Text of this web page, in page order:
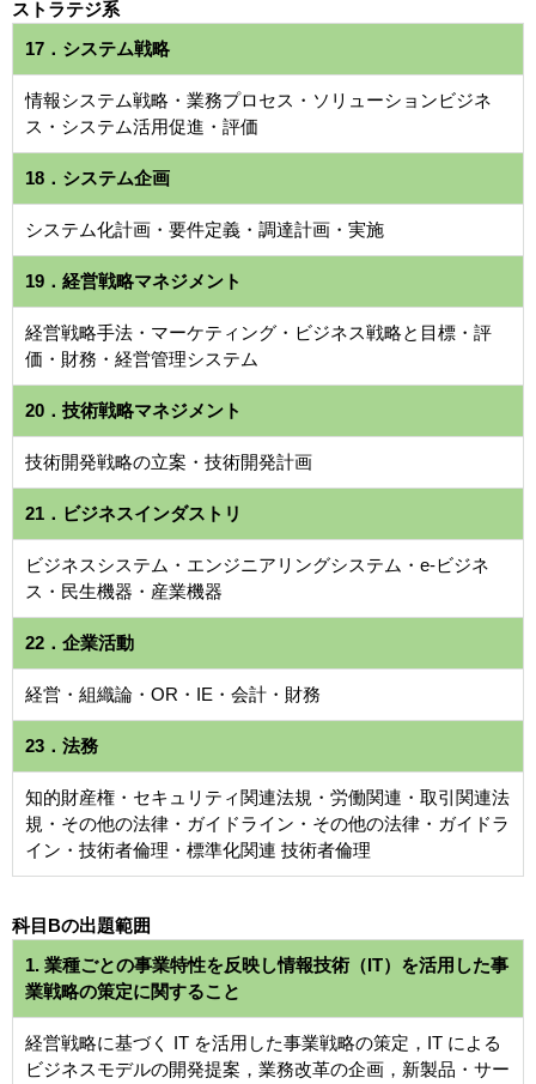
ストラテジ系
17．システム戦略
情報システム戦略・業務プロセス・ソリューションビジネ
ス・システム活用促進・評価
18．システム企画
システム化計画・要件定義・調達計画・実施
19．経営戦略マネジメント
経営戦略手法・マーケティング・ビジネス戦略と目標・評
価・財務・経営管理システム
20．技術戦略マネジメント
技術開発戦略の立案・技術開発計画
21．ビジネスインダストリ
ビジネスシステム・エンジニアリングシステム・e-ビジネ
ス・民生機器・産業機器
22．企業活動
経営・組織論・OR・IE・会計・財務
23．法務
知的財産権・セキュリティ関連法規・労働関連・取引関連法
規・その他の法律・ガイドライン・その他の法律・ガイドラ
イン・技術者倫理・標準化関連 技術者倫理
科目Bの出題範囲
1. 業種ごとの事業特性を反映し情報技術（IT）を活用した事
業戦略の策定に関すること
経営戦略に基づく IT を活用した事業戦略の策定，IT による
ビジネスモデルの開発提案，業務改革の企画，新製品・サー